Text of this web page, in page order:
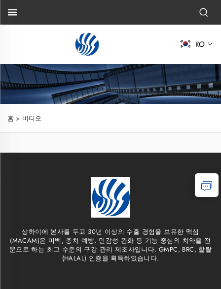
KO
홈 > 비디오
상하이에 본사를 두고 30년 이상의 수출 경험을 보유한 맥심
(MACAM)은 미백, 충치 예방, 민감성 완화 등 기능 중심의 치약을 전
문으로 하는 최고 수준의 구강 관리 제조사입니다. GMPC, BRC, 할랄
(HALAL) 인증을 획득하였습니다.